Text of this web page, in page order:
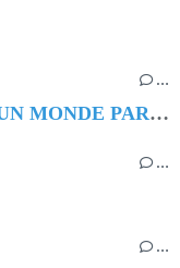
…
OMBRE(S) ET LUMIÈRE DANS UN MONDE PARALLÈLE
…
…